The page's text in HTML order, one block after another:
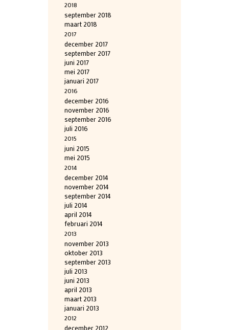
2018
september 2018
maart 2018
2017
december 2017
september 2017
juni 2017
mei 2017
januari 2017
2016
december 2016
november 2016
september 2016
juli 2016
2015
juni 2015
mei 2015
2014
december 2014
november 2014
september 2014
juli 2014
april 2014
februari 2014
2013
november 2013
oktober 2013
september 2013
juli 2013
juni 2013
april 2013
maart 2013
januari 2013
2012
december 2012